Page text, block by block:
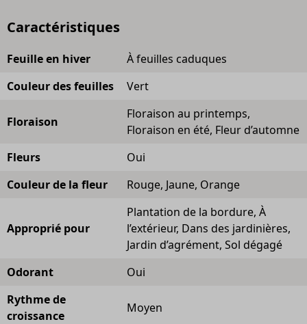
Caractéristiques
Feuille en hiver
À feuilles caduques
Couleur des feuilles
Vert
Floraison
Floraison au printemps,
Floraison en été, Fleur d’automne
Fleurs
Oui
Couleur de la fleur
Rouge, Jaune, Orange
Approprié pour
Plantation de la bordure, À
l’extérieur, Dans des jardinières,
Jardin d’agrément, Sol dégagé
Odorant
Oui
Rythme de
croissance
Moyen